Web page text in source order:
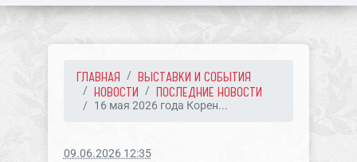
ГЛАВНАЯ
ВЫСТАВКИ И СОБЫТИЯ
НОВОСТИ
ПОСЛЕДНИЕ НОВОСТИ
16 мая 2026 года Корен...
09.06.2026 12:35